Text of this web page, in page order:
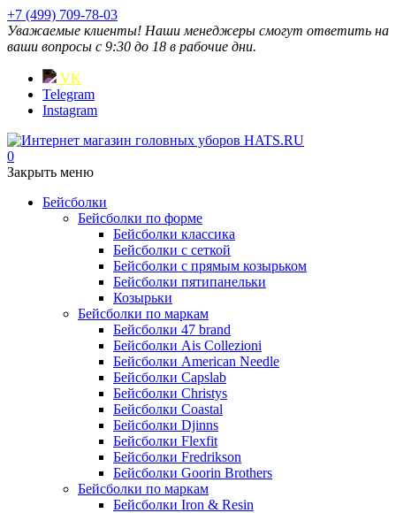
+7 (499) 709-78-03
Уважаемые клиенты! Наши менеджеры смогут ответить на
ваши вопросы с 9:30 до 18 в рабочие дни.
VK
Telegram
Instagram
0
Закрыть меню
Бейсболки
Бейсболки по форме
Бейсболки классика
Бейсболки с сеткой
Бейсболки с прямым козырьком
Бейсболки пятипанельки
Козырьки
Бейсболки по маркам
Бейсболки 47 brand
Бейсболки Ais Collezioni
Бейсболки American Needle
Бейсболки Capslab
Бейсболки Christys
Бейсболки Coastal
Бейсболки Djinns
Бейсболки Flexfit
Бейсболки Fredrikson
Бейсболки Goorin Brothers
Бейсболки по маркам
Бейсболки Iron & Resin